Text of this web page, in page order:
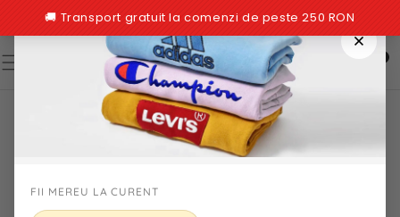
FII MEREU LA CURENT
CONȚINUT